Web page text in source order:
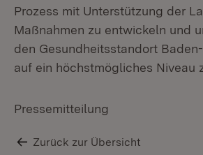
Prozess mit Unterstützung der
Maßnahmen zu entwickeln und
den Gesundheitsstandort
auf ein höchstmögliches Niveau
Pressemitteilung
Zurück zur Übersicht